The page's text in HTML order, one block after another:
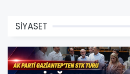
SİYASET